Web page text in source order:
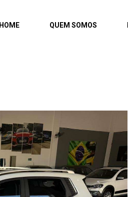
HOME QUEM SOMOS